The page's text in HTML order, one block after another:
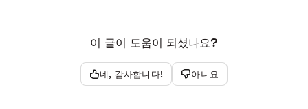
이 글이 도움이 되셨나요?
네, 감사합니다! 아니요